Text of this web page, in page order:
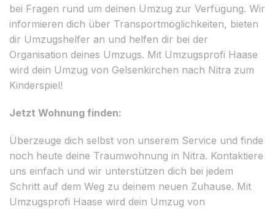
bei Fragen rund um deinen Umzug zur Verfügung. Wir
informieren dich über Transportmöglichkeiten, bieten
dir Umzugshelfer an und helfen dir bei der
Organisation deines Umzugs. Mit Umzugsprofi Haase
wird dein Umzug von Gelsenkirchen nach Nitra zum
Kinderspiel!
Jetzt Wohnung finden:
Überzeuge dich selbst von unserem Service und finde
noch heute deine Traumwohnung in Nitra. Kontaktiere
uns einfach und wir unterstützen dich bei jedem
Schritt auf dem Weg zu deinem neuen Zuhause. Mit
Umzugsprofi Haase wird dein Umzug von